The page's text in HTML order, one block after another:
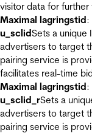
visitor data for
Maximal lagringstid:
u_sclidSets a unique
advertisers to target
pairing service is
facilitates real-time
Maximal lagringstid:
u_sclid_rSets a
advertisers to target
pairing service is